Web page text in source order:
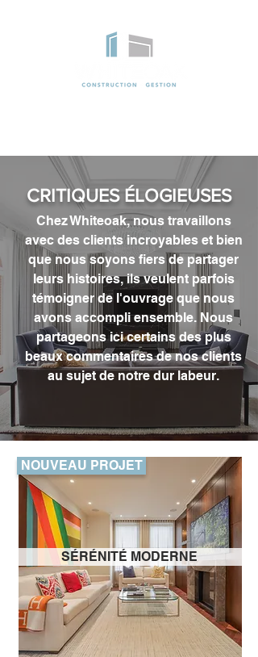
CRITIQUES ÉLOGIEUSES
Chez Whiteoak, nous travaillons
avec des clients incroyables et bien
que nous soyons fiers de partager
leurs histoires, ils veulent parfois
témoigner de l'ouvrage que nous
avons accompli ensemble. Nous
partageons ici certains des plus
beaux commentaires de nos clients
au sujet de notre dur labeur.
SÉRÉNITÉ MODERNE
NOUVEAU PROJET